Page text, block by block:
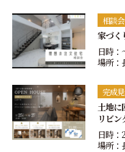
相談会
家づく
日時：
場所：
完成
土地
リビン
日時：
場所：